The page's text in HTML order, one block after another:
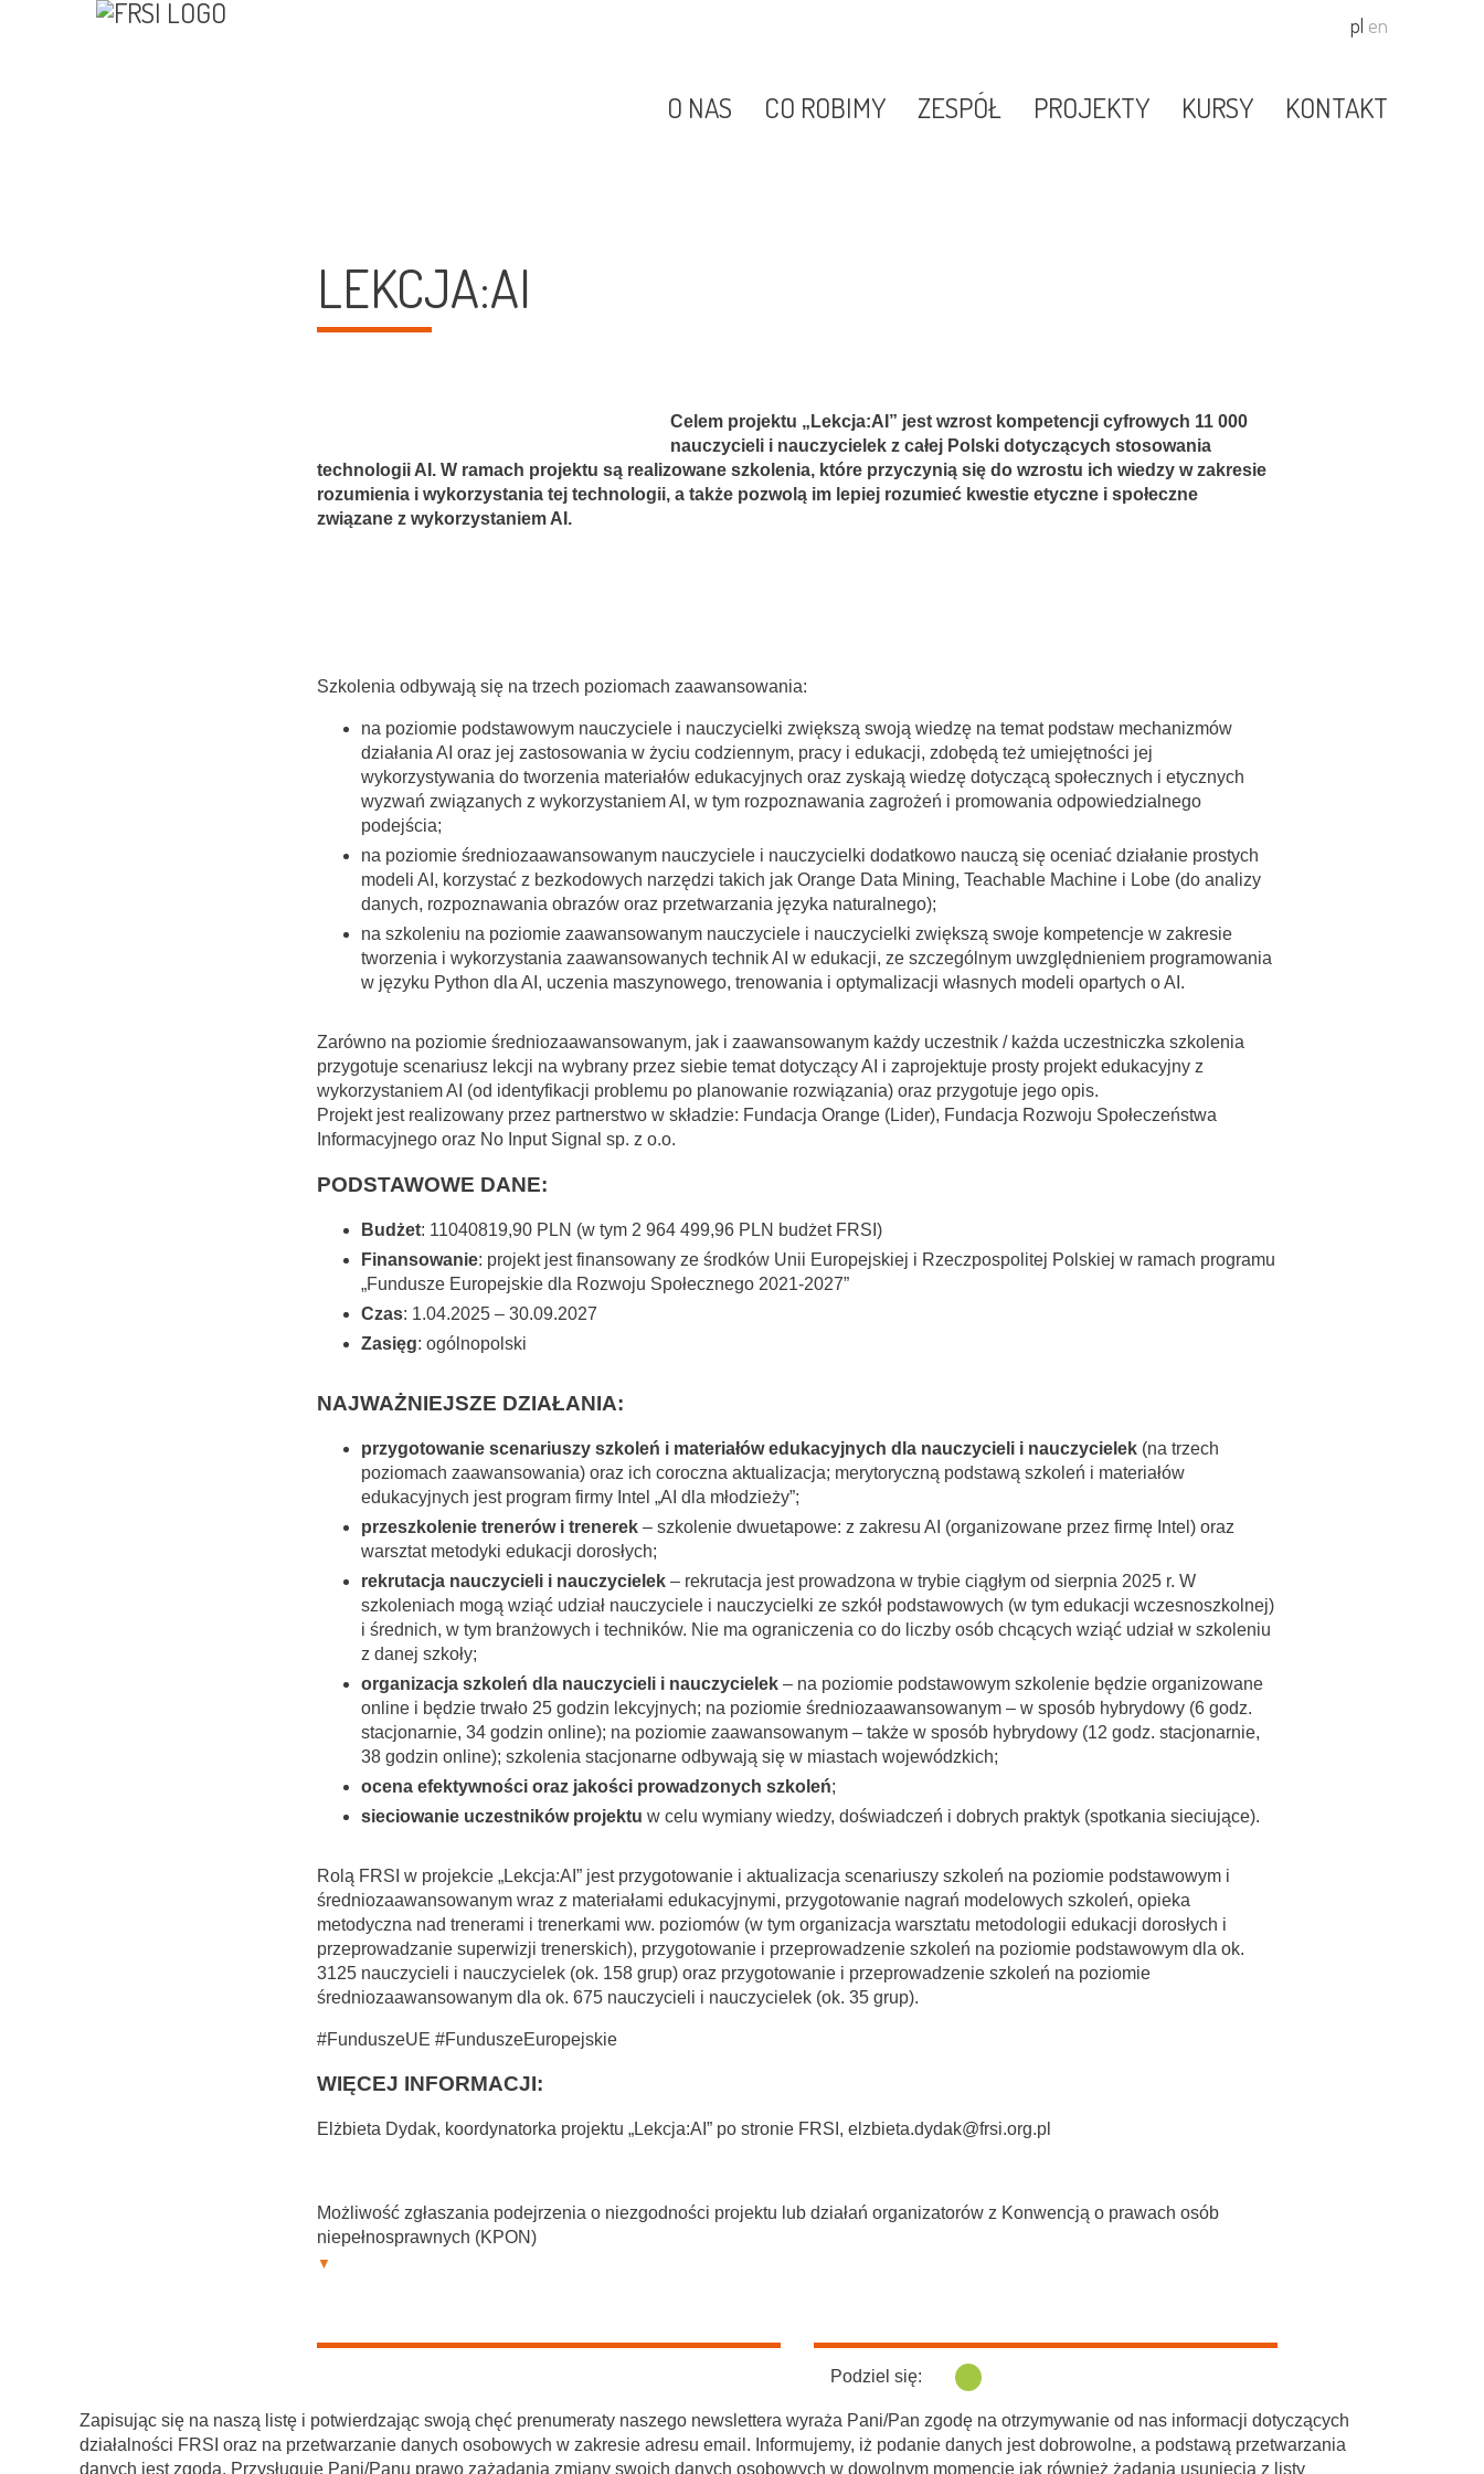
pl en
O NAS CO ROBIMY ZESPÓŁ PROJEKTY KURSY KONTAKT
LEKCJA:AI
Celem projektu „Lekcja:AI” jest wzrost kompetencji cyfrowych 11 000
nauczycieli i nauczycielek z całej Polski dotyczących stosowania
technologii AI. W ramach projektu są realizowane szkolenia, które przyczynią się do wzrostu ich wiedzy w zakresie
rozumienia i wykorzystania tej technologii, a także pozwolą im lepiej rozumieć kwestie etyczne i społeczne
związane z wykorzystaniem AI.
Szkolenia odbywają się na trzech poziomach zaawansowania:
na poziomie podstawowym nauczyciele i nauczycielki zwiększą swoją wiedzę na temat podstaw mechanizmów
działania AI oraz jej zastosowania w życiu codziennym, pracy i edukacji, zdobędą też umiejętności jej
wykorzystywania do tworzenia materiałów edukacyjnych oraz zyskają wiedzę dotyczącą społecznych i etycznych
wyzwań związanych z wykorzystaniem AI, w tym rozpoznawania zagrożeń i promowania odpowiedzialnego
podejścia;
na poziomie średniozaawansowanym nauczyciele i nauczycielki dodatkowo nauczą się oceniać działanie prostych
modeli AI, korzystać z bezkodowych narzędzi takich jak Orange Data Mining, Teachable Machine i Lobe (do analizy
danych, rozpoznawania obrazów oraz przetwarzania języka naturalnego);
na szkoleniu na poziomie zaawansowanym nauczyciele i nauczycielki zwiększą swoje kompetencje w zakresie
tworzenia i wykorzystania zaawansowanych technik AI w edukacji, ze szczególnym uwzględnieniem programowania
w języku Python dla AI, uczenia maszynowego, trenowania i optymalizacji własnych modeli opartych o AI.
Zarówno na poziomie średniozaawansowanym, jak i zaawansowanym każdy uczestnik / każda uczestniczka szkolenia
przygotuje scenariusz lekcji na wybrany przez siebie temat dotyczący AI i zaprojektuje prosty projekt edukacyjny z
wykorzystaniem AI (od identyfikacji problemu po planowanie rozwiązania) oraz przygotuje jego opis.
Projekt jest realizowany przez partnerstwo w składzie: Fundacja Orange (Lider), Fundacja Rozwoju Społeczeństwa
Informacyjnego oraz No Input Signal sp. z o.o.
PODSTAWOWE DANE:
Budżet: 11040819,90 PLN (w tym 2 964 499,96 PLN budżet FRSI)
Finansowanie: projekt jest finansowany ze środków Unii Europejskiej i Rzeczpospolitej Polskiej w ramach programu
„Fundusze Europejskie dla Rozwoju Społecznego 2021-2027”
Czas: 1.04.2025 – 30.09.2027
Zasięg: ogólnopolski
NAJWAŻNIEJSZE DZIAŁANIA:
przygotowanie scenariuszy szkoleń i materiałów edukacyjnych dla nauczycieli i nauczycielek (na trzech
poziomach zaawansowania) oraz ich coroczna aktualizacja; merytoryczną podstawą szkoleń i materiałów
edukacyjnych jest program firmy Intel „AI dla młodzieży”;
przeszkolenie trenerów i trenerek – szkolenie dwuetapowe: z zakresu AI (organizowane przez firmę Intel) oraz
warsztat metodyki edukacji dorosłych;
rekrutacja nauczycieli i nauczycielek – rekrutacja jest prowadzona w trybie ciągłym od sierpnia 2025 r. W
szkoleniach mogą wziąć udział nauczyciele i nauczycielki ze szkół podstawowych (w tym edukacji wczesnoszkolnej)
i średnich, w tym branżowych i techników. Nie ma ograniczenia co do liczby osób chcących wziąć udział w szkoleniu
z danej szkoły;
organizacja szkoleń dla nauczycieli i nauczycielek – na poziomie podstawowym szkolenie będzie organizowane
online i będzie trwało 25 godzin lekcyjnych; na poziomie średniozaawansowanym – w sposób hybrydowy (6 godz.
stacjonarnie, 34 godzin online); na poziomie zaawansowanym – także w sposób hybrydowy (12 godz. stacjonarnie,
38 godzin online); szkolenia stacjonarne odbywają się w miastach wojewódzkich;
ocena efektywności oraz jakości prowadzonych szkoleń;
sieciowanie uczestników projektu w celu wymiany wiedzy, doświadczeń i dobrych praktyk (spotkania sieciujące).
Rolą FRSI w projekcie „Lekcja:AI” jest przygotowanie i aktualizacja scenariuszy szkoleń na poziomie podstawowym i
średniozaawansowanym wraz z materiałami edukacyjnymi, przygotowanie nagrań modelowych szkoleń, opieka
metodyczna nad trenerami i trenerkami ww. poziomów (w tym organizacja warsztatu metodologii edukacji dorosłych i
przeprowadzanie superwizji trenerskich), przygotowanie i przeprowadzenie szkoleń na poziomie podstawowym dla ok.
3125 nauczycieli i nauczycielek (ok. 158 grup) oraz przygotowanie i przeprowadzenie szkoleń na poziomie
średniozaawansowanym dla ok. 675 nauczycieli i nauczycielek (ok. 35 grup).
#FunduszeUE #FunduszeEuropejskie
WIĘCEJ INFORMACJI:
Elżbieta Dydak, koordynatorka projektu „Lekcja:AI” po stronie FRSI, elzbieta.dydak@frsi.org.pl
Możliwość zgłaszania podejrzenia o niezgodności projektu lub działań organizatorów z Konwencją o prawach osób
niepełnosprawnych (KPON)
Podziel się:
Zapisując się na naszą listę i potwierdzając swoją chęć prenumeraty naszego newslettera wyraża Pani/Pan zgodę na otrzymywanie od nas informacji dotyczących
działalności FRSI oraz na przetwarzanie danych osobowych w zakresie adresu email. Informujemy, iż podanie danych jest dobrowolne, a podstawą przetwarzania
danych jest zgoda. Przysługuje Pani/Panu prawo zażądania zmiany swoich danych osobowych w dowolnym momencie jak również żądania usunięcia z listy